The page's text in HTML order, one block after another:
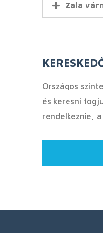
Zala
Országos
és keresni
rendelkeznie,